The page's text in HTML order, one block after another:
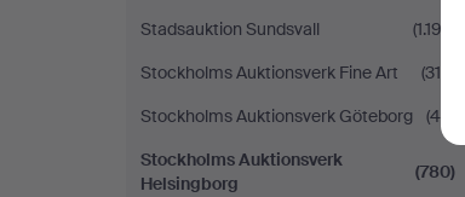
Stadsauktion Sundsvall
(1.192)
Stockholms Auktionsverk Fine Art
(318)
Stockholms Auktionsverk Göteborg
(48)
Stockholms Auktionsverk
Helsingborg
(780)